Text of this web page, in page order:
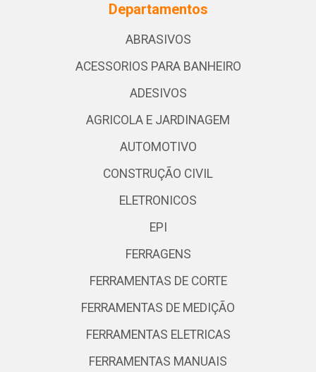
Departamentos
ABRASIVOS
ACESSORIOS PARA BANHEIRO
ADESIVOS
AGRICOLA E JARDINAGEM
AUTOMOTIVO
CONSTRUÇÃO CIVIL
ELETRONICOS
EPI
FERRAGENS
FERRAMENTAS DE CORTE
FERRAMENTAS DE MEDIÇÃO
FERRAMENTAS ELETRICAS
FERRAMENTAS MANUAIS